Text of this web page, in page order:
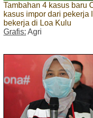
Tambahan 4 kasus baru
kasus impor dari
bekerja di Loa Kulu
Grafis: Agri